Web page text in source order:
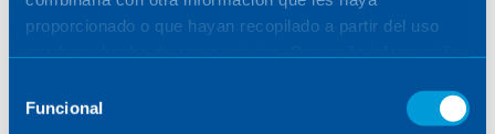
proporcionado o que hayan recopilado a partir del uso
Funcional
VER TODOS LOS PUBLICACIONES